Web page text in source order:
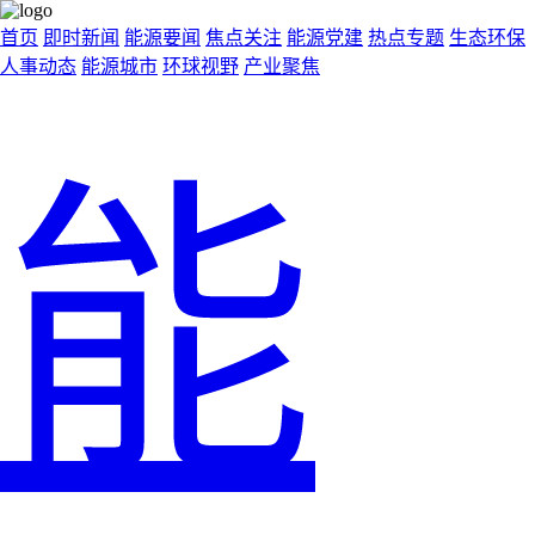
首页 即时新闻 能源要闻 焦点关注 能源党建 热点专题 生态环保
人事动态 能源城市 环球视野 产业聚焦
能